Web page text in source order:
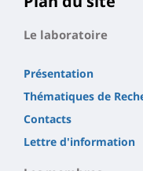
Le laboratoire
Présentation
Thématiques de
Contacts
Lettre d'information